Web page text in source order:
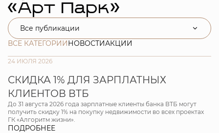
«Арт Парк»
Все публикации
ВСЕ КАТЕГОРИИНОВОСТИАКЦИИ
24 ИЮЛЯ 2026
СКИДКА 1% ДЛЯ ЗАРПЛАТНЫХ
КЛИЕНТОВ ВТБ
До 31 августа 2026 года зарплатные клиенты банка ВТБ могут
получить скидку 1% на покупку недвижимости во всех проектах
ГК «Алгоритм жизни».
ПОДРОБНЕЕ